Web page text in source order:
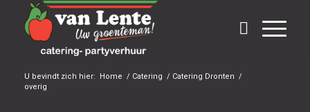
U bevindt zich hier: Home / Catering / Catering Dronten /
overig